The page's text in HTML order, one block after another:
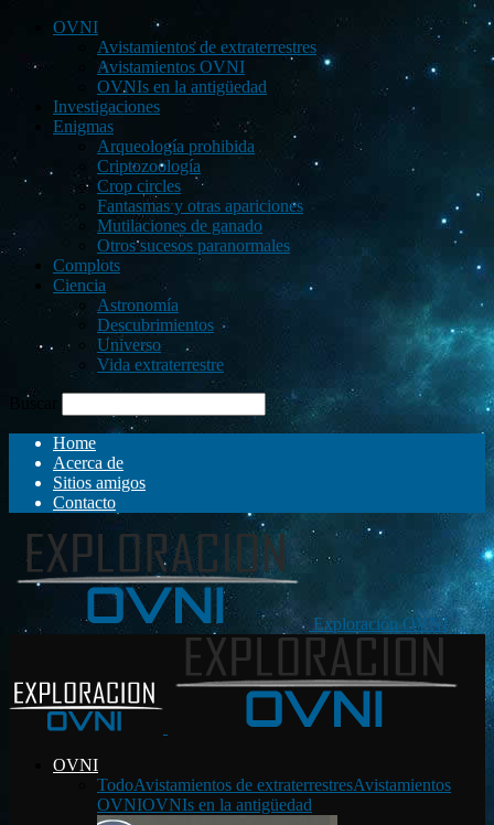
OVNI
Avistamientos de extraterrestres
Avistamientos OVNI
OVNIs en la antigüedad
Investigaciones
Enigmas
Arqueología prohibida
Criptozoología
Crop circles
Fantasmas y otras apariciones
Mutilaciones de ganado
Otros sucesos paranormales
Complots
Ciencia
Astronomía
Descubrimientos
Universo
Vida extraterrestre
Buscar
Home
Acerca de
Sitios amigos
Contacto
Exploración OVNI
OVNI
TodoAvistamientos de extraterrestresAvistamientos
OVNIOVNIs en la antigüedad